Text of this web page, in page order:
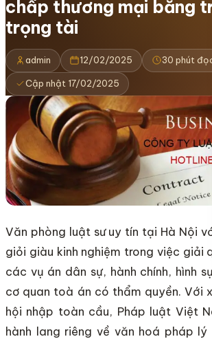
chấp thương mại bằng
trọng tài
admin 12/02/2025 30 phút
Cập nhật 17/02/2025
Văn phòng luật sư uy tín tại Hà Nội
giỏi giàu kinh nghiệm trong việc giải
các vụ án dân sự, hành chính, hình
cơ quan toà án có thẩm quyền. Với
hội nhập toàn cầu, Pháp luật Việt
hành lang riêng về văn hoá pháp